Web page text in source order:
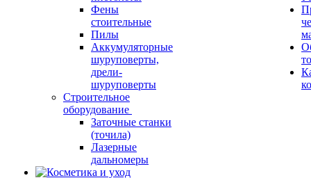
Фены
стоительные
Пилы
Аккумуляторные
шуруповерты,
дрели-
шуруповерты
Строительное
оборудование
Заточные станки
(точила)
Лазерные
дальномеры